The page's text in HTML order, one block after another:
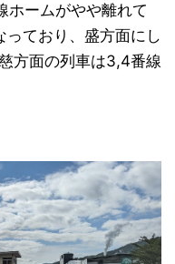
ホームがやや離れて
ており、盛方面にし
方面の列車は3,4番線